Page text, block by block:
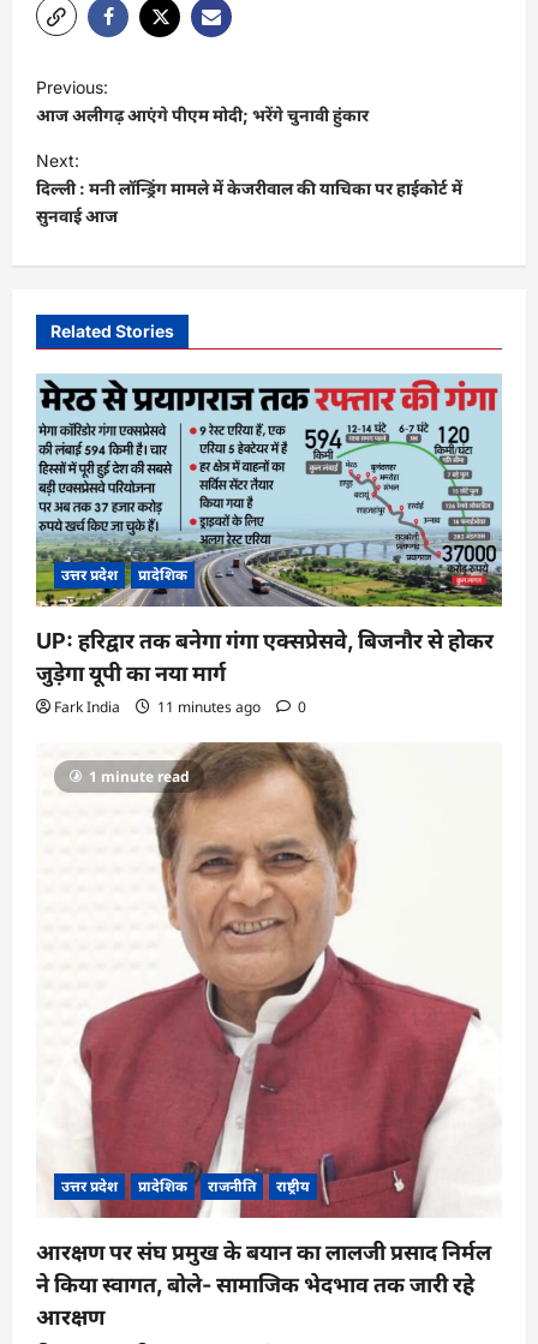
o
s
t
n
a
g
a
t
i
o
n
Previous:
आज अलीगढ़ आएंगे पीएम मोदी; भरेंगे चुनावी हुंकार
Next:
दिल्ली : मनी लॉन्ड्रिंग मामले में केजरीवाल की याचिका पर हाईकोर्ट में
सुनवाई आज
Related Stories
उत्तर प्रदेश प्रादेशिक
UP: हरिद्वार तक बनेगा गंगा एक्सप्रेसवे, बिजनौर से होकर
जुड़ेगा यूपी का नया मार्ग
Fark India 11 minutes ago 0
1 minute read
उत्तर प्रदेश प्रादेशिक राजनीति राष्ट्रीय
आरक्षण पर संघ प्रमुख के बयान का लालजी प्रसाद निर्मल
ने किया स्वागत, बोले- सामाजिक भेदभाव तक जारी रहे
आरक्षण